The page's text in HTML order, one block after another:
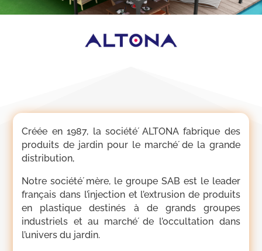
Créée en 1987, la société́ ALTONA fabrique des
produits de jardin pour le marché́ de la grande
distribution,
Notre société́ mère, le groupe SAB est le leader
français dans l’injection et l’extrusion de produits
en plastique destinés à de grands groupes
industriels et au marché́ de l’occultation dans
l’univers du jardin.